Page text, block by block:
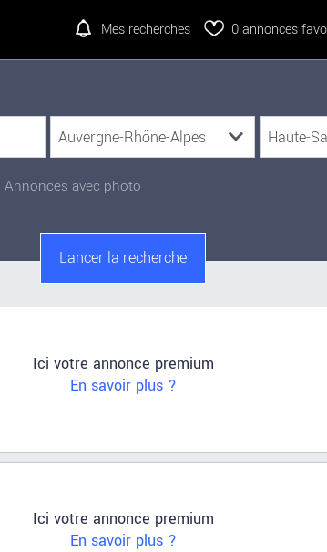
Mes recherches 0annonces
Annonces avec photo
Ici votre annonce premium
En savoir plus ?
Ici votre annonce premium
En savoir plus ?